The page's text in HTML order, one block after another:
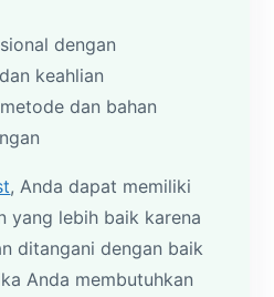
dengan
keahlian
dan bahan
, Anda dapat memiliki
yang lebih baik karena
ditangani dengan baik
Anda membutuhkan